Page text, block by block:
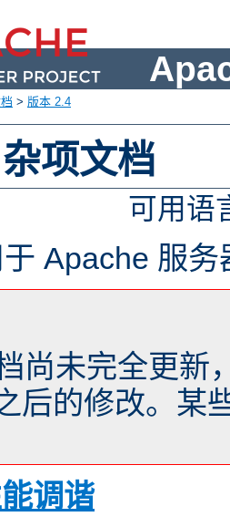
> 版本 2.4
项文档
可用语
Apache 服
尚未完全更新
后的修改。某
调谐